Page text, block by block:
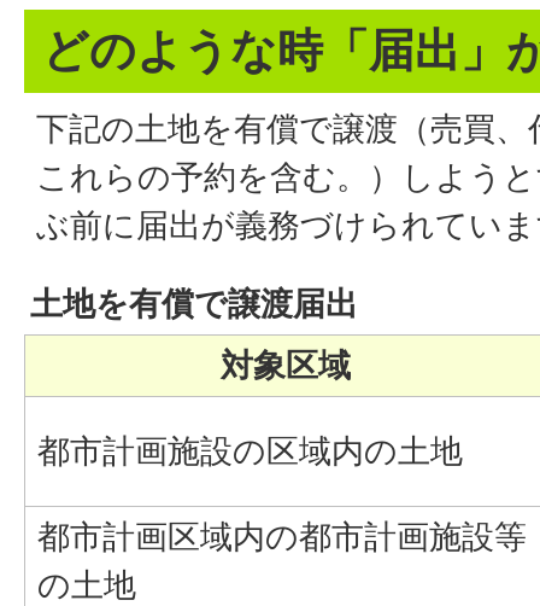
どのような時「届出」
下記の土地を有償で譲渡（売買
これらの予約を含む。）しよう
ぶ前に届出が義務づけられてい
土地を有償で譲渡届出
対象区域
都市計画施設の区域内の土地
都市計画区域内の都市計画施設等
の土地